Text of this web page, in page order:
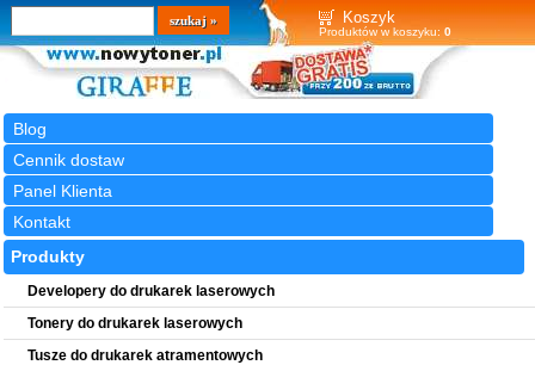
Koszyk
Produktów w koszyku: 0
Blog
Cennik dostaw
Panel Klienta
Kontakt
Wyszukiwarka
szukaj
Produkty
Developery do drukarek laserowych
Tonery do drukarek laserowych
Tusze do drukarek atramentowych